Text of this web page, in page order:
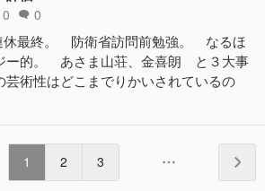
0 0
最終。 防衛省訪問前勉強。 なるほ
ー的。 あさま山荘、金喜朗 と３大事
術性はどこまでりかいされているの
1 2 3